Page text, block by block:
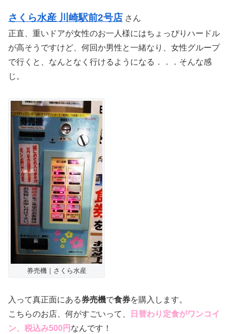
さくら水産 川崎駅前2号店 さん
正直、重いドアが女性のお一人様にはちょっぴりハードル
が高そうですけど、何回か男性と一緒なり、女性グループ
で行くと、なんとなく行けるようになる．．．そんな感
じ。
券売機｜さくら水産
入って真正面にある券売機で食券を購入します。
こちらのお店、何がすごいって、
日替わり定食がワンコイ
ン、税込み500円 なんです！